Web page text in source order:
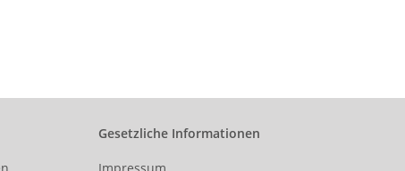
Gesetzliche Informationen
Impressum